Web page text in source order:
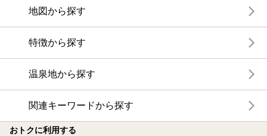
地図から探す
特徴から探す
温泉地から探す
関連キーワードから探す
おトクに利用する